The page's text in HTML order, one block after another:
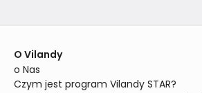
O Vilandy
o Nas
Czym jest program Vilandy STAR?